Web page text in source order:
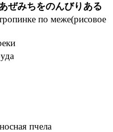
ぜみちをのんびりある
по меже(рисовое
пчела